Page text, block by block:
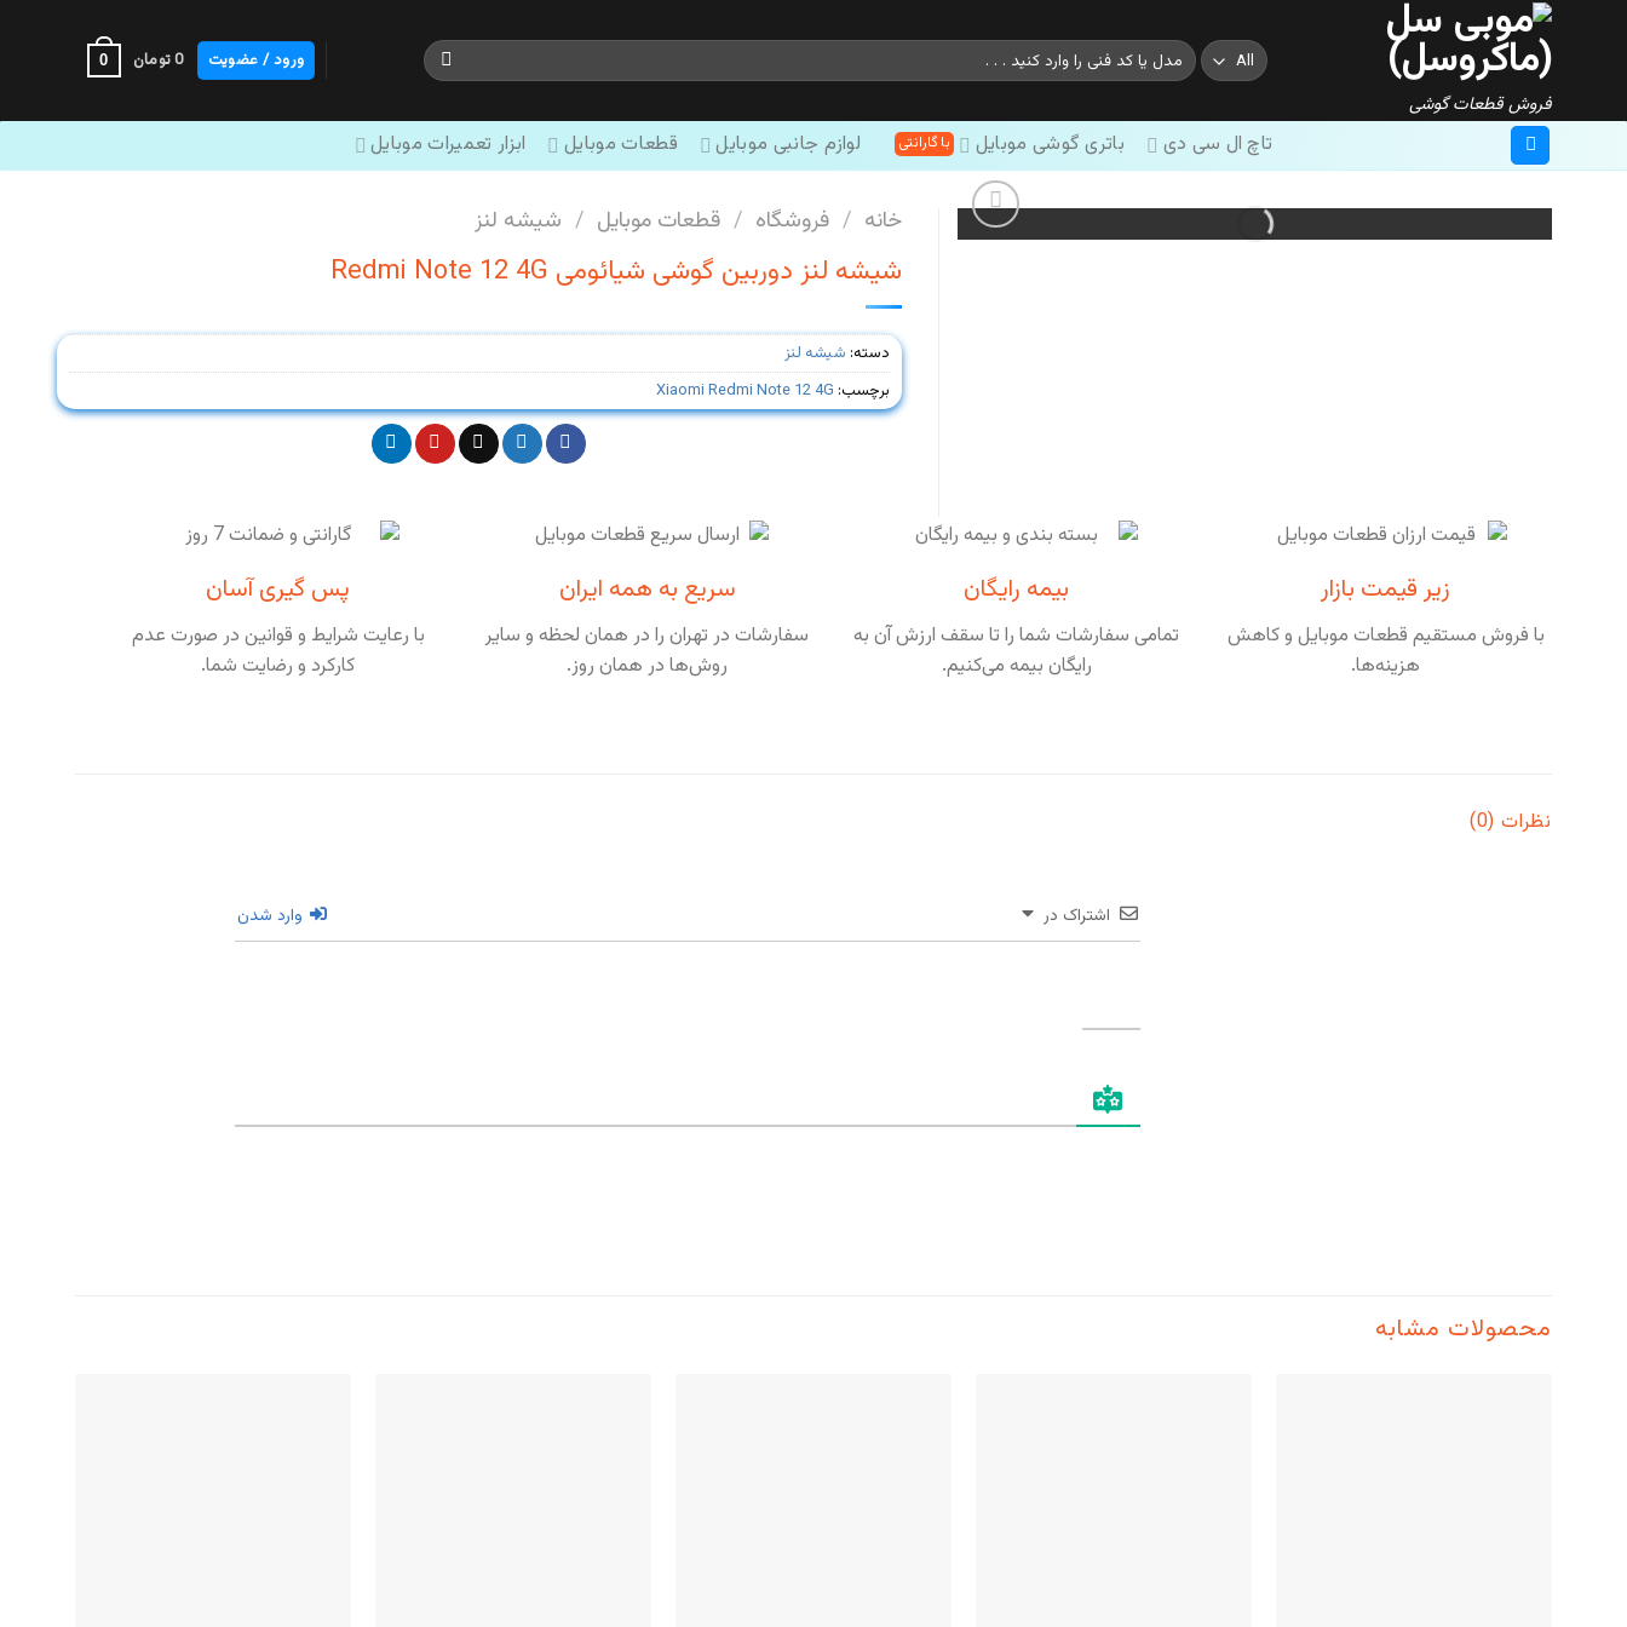
فروش قطعات گوشی
جستجو
برای:
ورود / عضویت 0تومان 0
تاچ ال سی دی باتری گوشی موبایل لوازم جانبی موبایل قطعات موبایل ابزار تعمیرات موبایل
خانه / فروشگاه / قطعات موبایل / شیشه لنز
شیشه لنز دوربین گوشی شیائومی Redmi Note 12 4G
دسته: شیشه لنز
برچسب: Xiaomi Redmi Note 12 4G
زیر قیمت بازار
با فروش مستقیم قطعات موبایل و کاهش
هزینه‌ها.
بیمه رایگان
تمامی سفارشات شما را تا سقف ارزش آن به
رایگان بیمه می‌کنیم.
سریع به همه ایران
سفارشات در تهران را در همان لحظه و سایر
روش‌ها در همان روز.
پس گیری آسان
با رعایت شرایط و قوانین در صورت عدم
کارکرد و رضایت شما.
نظرات (0)
اشتراک در وارد شدن
محصولات مشابه